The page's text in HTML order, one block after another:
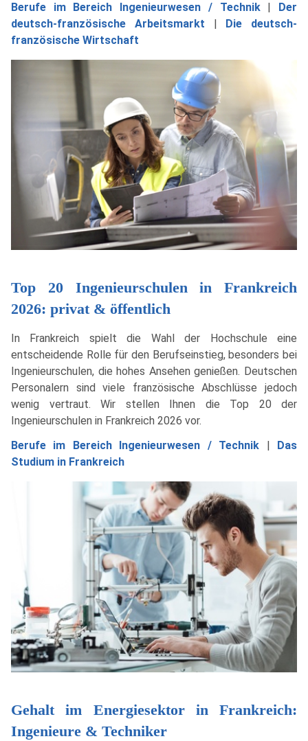
Berufe im Bereich Ingenieurwesen / Technik| Der
deutsch-französische Arbeitsmarkt | Die deutsch-
französische Wirtschaft
Top 20 Ingenieurschulen in Frankreich
2026: privat & öffentlich
In Frankreich spielt die Wahl der Hochschule eine
entscheidende Rolle für den Berufseinstieg, besonders bei
Ingenieurschulen, die hohes Ansehen genießen. Deutschen
Personalern sind viele französische Abschlüsse jedoch
wenig vertraut. Wir stellen Ihnen die Top 20 der
Ingenieurschulen in Frankreich 2026 vor.
Berufe im Bereich Ingenieurwesen / Technik | Das
Studium in Frankreich
Gehalt im Energiesektor in Frankreich:
Ingenieure & Techniker